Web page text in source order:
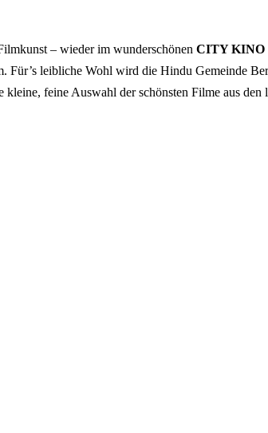
– wieder im wunderschönen CITY KINO
Für’s leibliche Wohl wird die Hindu Gemeinde
feine Auswahl der schönsten Filme aus den